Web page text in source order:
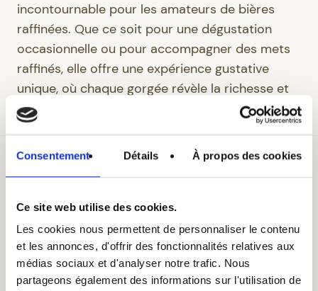
Consentement Détails À propos des cookies
Ce site web utilise des cookies.
Les cookies nous permettent de personnaliser le contenu
et les annonces, d'offrir des fonctionnalités relatives aux
médias sociaux et d'analyser notre trafic. Nous
partageons également des informations sur l'utilisation de
incontournable pour les amateurs de bières
raffinées. Que ce soit pour une dégustation
occasionnelle ou pour accompagner des mets
raffinés, elle offre une expérience gustative
unique, où chaque gorgée révèle la richesse et
la finesse de son élaboration.